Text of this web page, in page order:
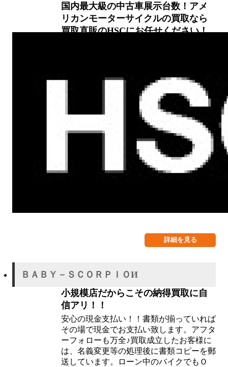
国内最大級の中古車展示台数！アメ
リカンモーターサイクルの買取なら
買取直販のHSCにお任せください！
詳細を見る
ＢＡＢＹ－ＳＣＯＲＰＩＯИ
小規模店だからこその納得買取に自
信アリ！！
安心の現金支払い！！書類が揃っていれば
その場で現金でお支払い致します。アフタ
ーフォローも万全♪買取成立したお客様に
は、名義変更等の処理後に書類コピーを郵
送しています。ローン中のバイクでもＯ